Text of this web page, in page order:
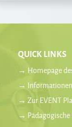
QUICK LINKS
→ Homepage
→
→ Zur EVENT
→ Pädagogische